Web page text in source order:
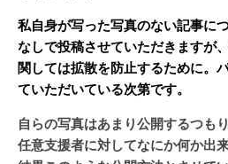
私自身が写った写真のない記事に
なしで投稿させていただきますが
関しては拡散を防止するために。
ていただいている次第です。
自らの写真はあまり公開するつも
任意支援者に対してなにか何か出